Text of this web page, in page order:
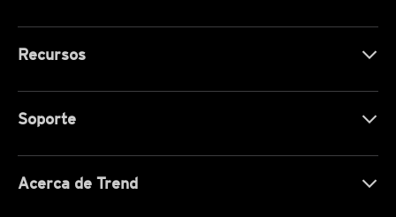
Recursos
Soporte
Acerca de Trend